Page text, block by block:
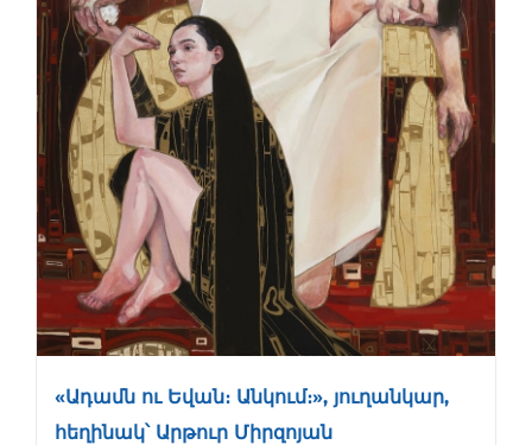
«Ադամն ու Եվան։ Անկում։», յուղանկար,
հեղինակ՝ Արթուր Միրզոյան